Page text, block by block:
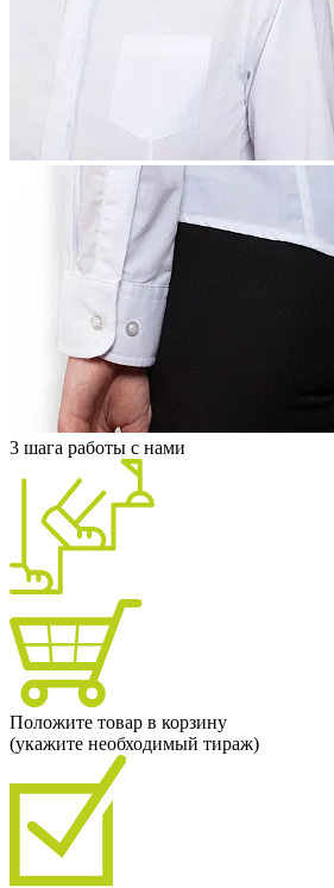
3 шага работы с нами
Положите товар в корзину
(укажите необходимый тираж)